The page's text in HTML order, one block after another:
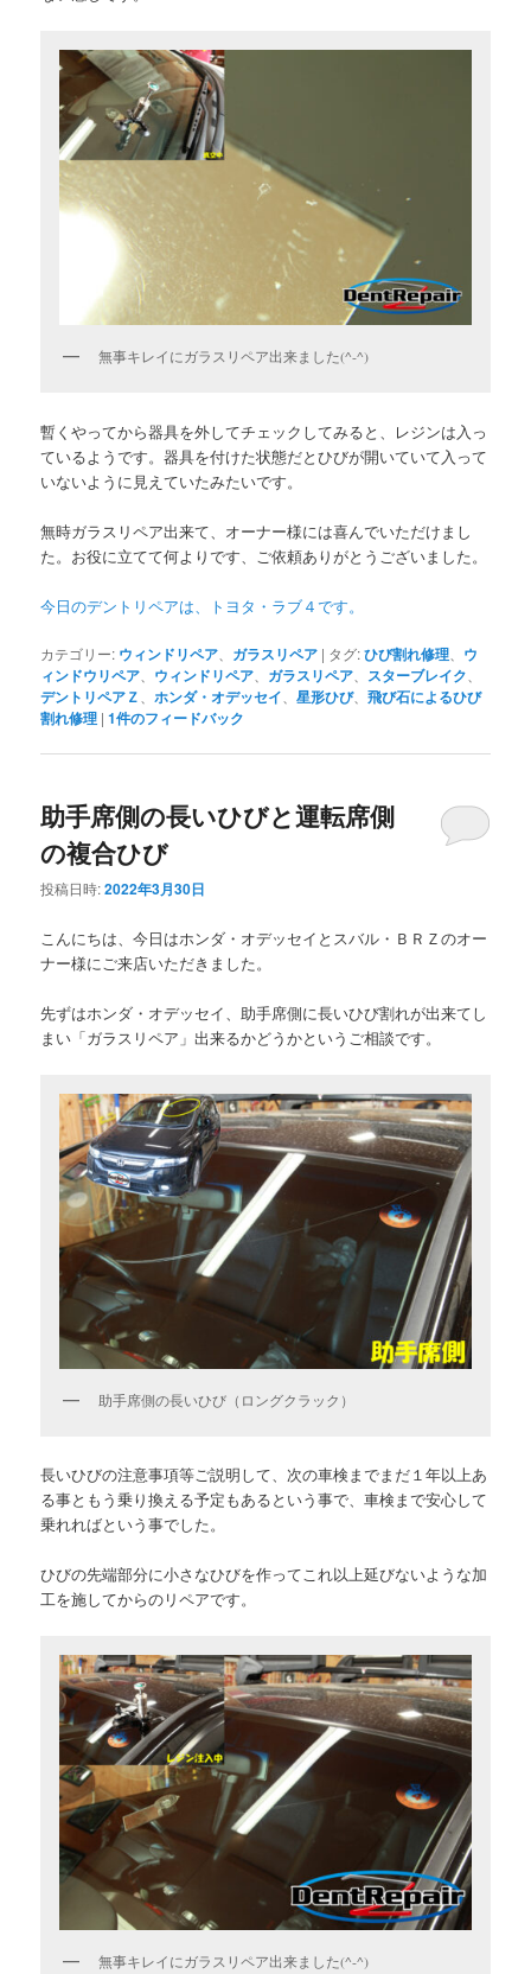
無事キレイにガラスリペア出来ました(^-^)
暫くやってから器具を外してチェックしてみると、レジンは入っ
ているようです。器具を付けた状態だとひびが開いていて入って
いないように見えていたみたいです。
無時ガラスリペア出来て、オーナー様には喜んでいただけまし
た。お役に立てて何よりです、ご依頼ありがとうございました。
今日のデントリペアは、トヨタ・ラブ４です。
カテゴリー: ウィンドリペア ガラスリペア | タグ:ひび割れ修理
ウ
ィンドウリペア
ウィンドリペア ガラスリペア スターブレイク
デントリペアＺ 、ホンダ・オデッセイ 、星形ひび、飛び石によるひび
割れ修理 |1件のフィードバック
助手席側の長いひびと運転席側
の複合ひび
投稿日時:2022年3月30日
こんにちは、今日はホンダ・オデッセイとスバル・ＢＲＺのオー
ナー様にご来店いただきました。
先ずはホンダ・オデッセイ、助手席側に長いひび割れが出来てし
まい「ガラスリペア」出来るかどうかというご相談です。
助手席側の長いひび（ロングクラック）
長いひびの注意事項等ご説明して、次の車検までまだ１年以上あ
る事ともう乗り換える予定もあるという事で、車検まで安心して
乗れればという事でした。
ひびの先端部分に小さなひびを作ってこれ以上延びないような加
工を施してからのリペアです。
無事キレイにガラスリペア出来ました(^-^)